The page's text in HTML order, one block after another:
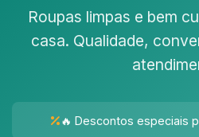
Roupas limpas e bem
casa. Qualidade,
🔥 Descontos especiais